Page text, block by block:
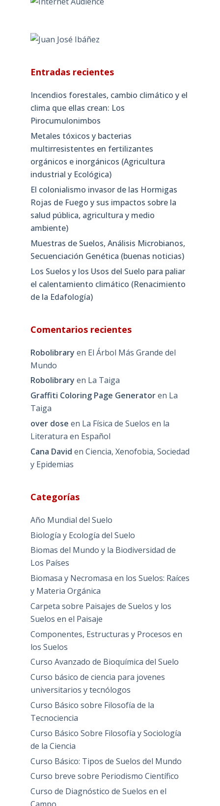
Entradas recientes
Incendios forestales, cambio climático y el
clima que ellas crean: Los
Pirocumulonimbos
Metales tóxicos y bacterias
multirresistentes en fertilizantes
orgánicos e inorgánicos (Agricultura
industrial y Ecológica)
El colonialismo invasor de las Hormigas
Rojas de Fuego y sus impactos sobre la
salud pública, agricultura y medio
ambiente)
Muestras de Suelos, Análisis Microbianos,
Secuenciación Genética (buenas noticias)
Los Suelos y los Usos del Suelo para paliar
el calentamiento climático (Renacimiento
de la Edafología)
Comentarios recientes
Robolibrary en El Árbol Más Grande del
Mundo
Robolibrary en La Taiga
Graffiti Coloring Page Generatoren La
Taiga
over dose en La Física de Suelos en la
Literatura en Español
Cana David en Ciencia, Xenofobia, Sociedad
y Epidemias
Categorías
Año Mundial del Suelo
Biología y Ecología del Suelo
Biomas del Mundo y la Biodiversidad de
Los Países
Biomasa y Necromasa en los Suelos: Raíces
y Materia Orgánica
Carpeta sobre Paisajes de Suelos y los
Suelos en el Paisaje
Componentes, Estructuras y Procesos en
los Suelos
Curso Avanzado de Bioquímica del Suelo
Curso básico de ciencia para jovenes
universitarios y tecnólogos
Curso Básico sobre Filosofía de la
Tecnociencia
Curso Básico Sobre Filosofía y Sociología
de la Ciencia
Curso Básico: Tipos de Suelos del Mundo
Curso breve sobre Periodismo Científico
Curso de Diagnóstico de Suelos en el